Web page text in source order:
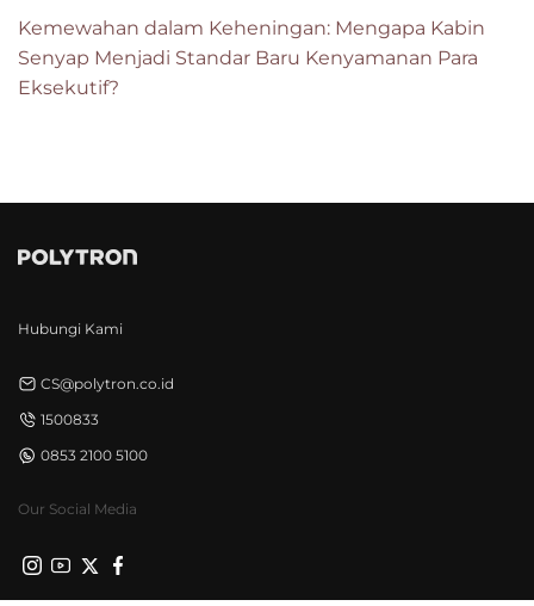
Kemewahan dalam Keheningan: Mengapa Kabin
Senyap Menjadi Standar Baru Kenyamanan Para
Eksekutif?
Hubungi Kami
CS@polytron.co.id
1500833
0853 2100 5100
Our Social Media